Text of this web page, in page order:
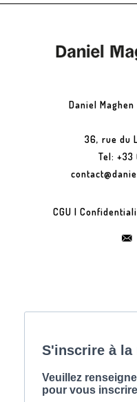
Daniel
36, rue du
Tel: +33
CGU |